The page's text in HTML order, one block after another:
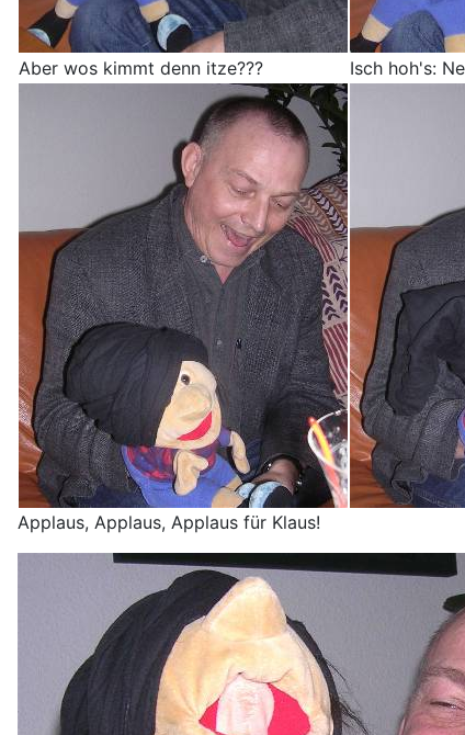
Aber wos kimmt denn itze??? Isch hoh's:
Applaus, Applaus, Applaus für Klaus!